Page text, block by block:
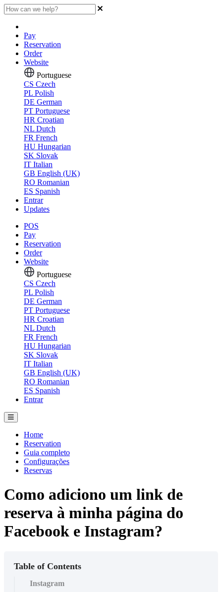
Pay
Reservation
Order
Website
Portuguese
CS Czech
PL Polish
DE German
PT Portuguese
HR Croatian
NL Dutch
FR French
HU Hungarian
SK Slovak
IT Italian
GB English (UK)
RO Romanian
ES Spanish
Entrar
Updates
POS
Pay
Reservation
Order
Website
Portuguese
CS Czech
PL Polish
DE German
PT Portuguese
HR Croatian
NL Dutch
FR French
HU Hungarian
SK Slovak
IT Italian
GB English (UK)
RO Romanian
ES Spanish
Entrar
Home
Reservation
Guia completo
Configurações
Reservas
Como adiciono um link de
reserva à minha página do
Facebook e Instagram?
Table of Contents
Instagram